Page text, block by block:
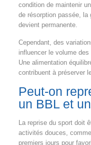
condition de maintenir
de résorption passée,
devient permanente.
Cependant, des
influencer le volume
Une alimentation
contribuent à préserver
Peut-on
un BBL et
La reprise du sport doit
activités douces,
premiers jours pour